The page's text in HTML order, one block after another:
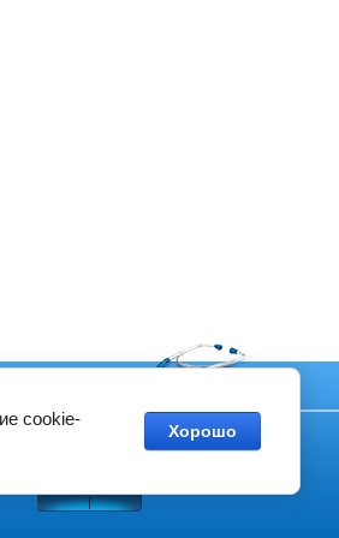
в студии Мегагрупп
cookie-
Хорошо